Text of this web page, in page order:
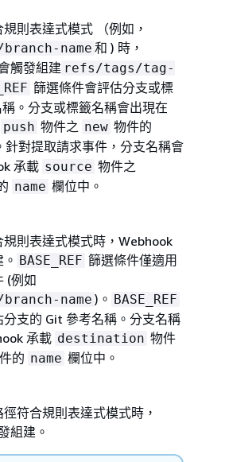
則表達式模式 （例如，
name 和 ) 時，
觸發組建 refs/tags/tag-
篩選條件會評估分支或標
。分支或標籤名稱會出現在
push 物件之 new 物件的
針對提取請求事件，分支名稱會
承載 source 物件之
name 欄位中。
則表達式模式時，Webhook
BASE_REF 篩選條件僅適用
(例如
name )。 BASE_REF
支的 Git 參考名稱。分支名稱
承載 destination 物件
的 name 欄位中。
符合規則表達式模式時，
組建。